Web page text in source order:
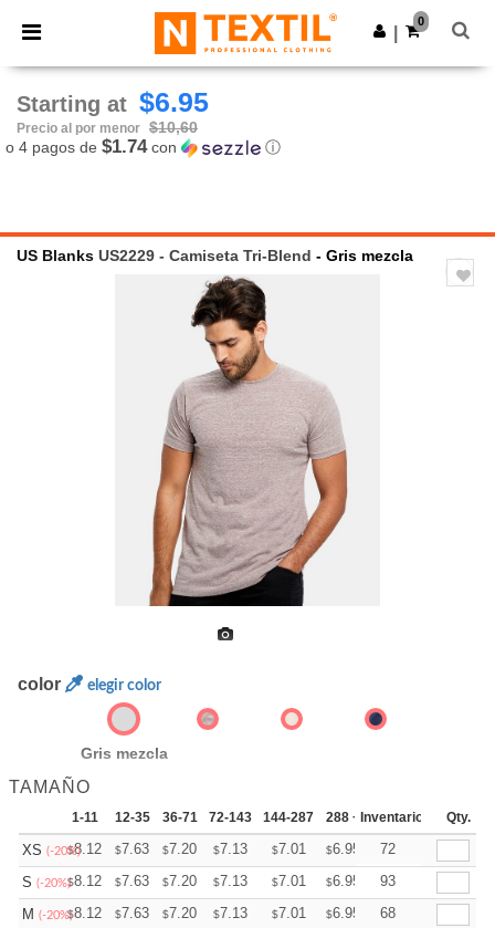
× App de Ntextil
¡Mejores precios en app!
Descargar app
0
Starting at $6.95
Precio al por menor $10,60
o 4 pagos de $1.74con ⓘ
US Blanks US2229 - Camiseta Tri-Blend - Gris mezcla
color elegir color
Gris mezcla
TAMAÑO
1-11 12-35 36-71 72-143 144-287 288 + Más
Inventario Qty.
XS (-20%)
$8.12 $7.63 $7.20 $7.13 $7.01 $6.95 +
72
S (-20%)$8.12 $7.63 $7.20 $7.13 $7.01 $6.95 +
93
M (-20%)$8.12 $7.63 $7.20 $7.13 $7.01 $6.95 +
68